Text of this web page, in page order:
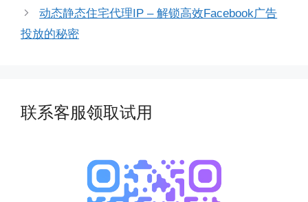
动态静态住宅代理IP – 解锁高效Facebook广告
投放的秘密
联系客服领取试用